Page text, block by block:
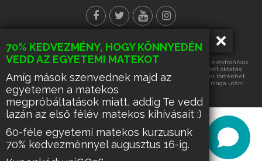
70% KEDVEZMÉNY, HOGY KÖNNYEDÉN
VEDD AZ EGYETEMI MATEKOT
Amíg mások szenvednek majd az
egyetemen a matekos
megpróbáltatások miatt, addig Te vedd
lazán az első félév matekos kihívásait :)
60-féle egyetemi matekos kurzusunk
70% kedvezménnyel augusztus 16-ig.
© Minden jog fenntartva!
Az oldalon található tartalmak részének vagy egészének másolása, elektronikus
úton történő tárolása vagy továbbítása, harmadik fél számára nyújtott oktatási
célra való hasznosítása kizárólag az üzemeltető írásos engedélyével történhet.
Ennek hiányában a felsorolt tevékenységek űzése büntetést von maga után!